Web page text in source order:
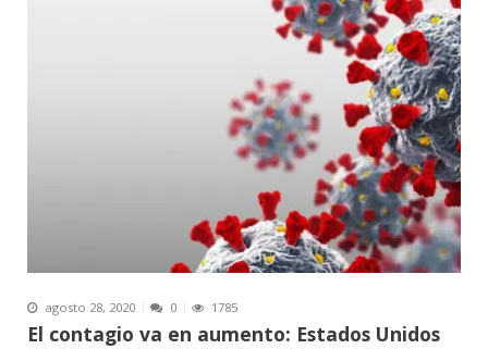
agosto 28, 2020 0 1785
El contagio va en aumento: Estados Unidos